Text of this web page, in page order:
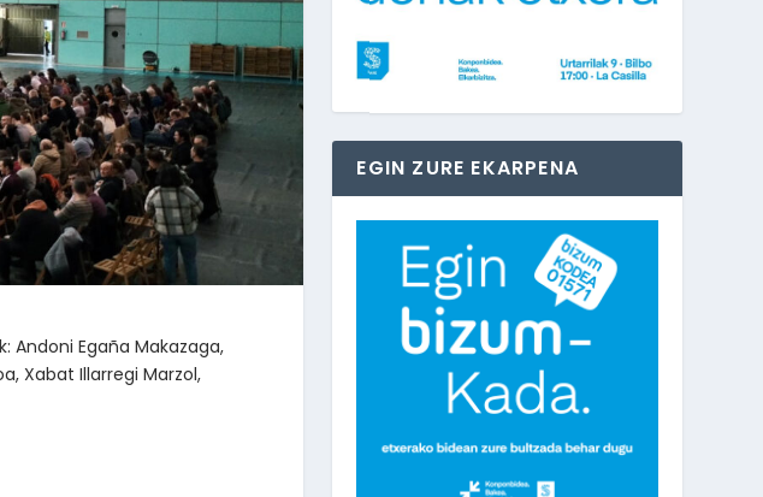
Andoni Egaña Makazaga,
Xabat Illarregi Marzol,
EGIN ZURE EKARPENA